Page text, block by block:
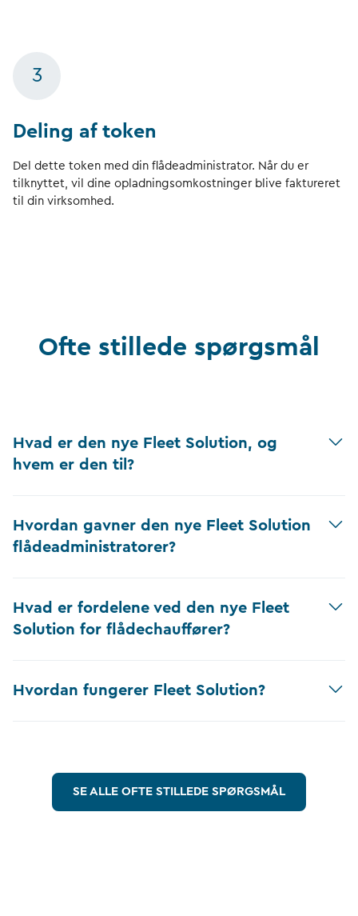
3
Deling af token
Del dette token med din flådeadministrator. Når du er
tilknyttet, vil dine opladningsomkostninger blive faktureret
til din virksomhed.
Ofte stillede spørgsmål
Hvad er den nye Fleet Solution, og
hvem er den til?
Hvordan gavner den nye Fleet Solution
flådeadministratorer?
Hvad er fordelene ved den nye Fleet
Solution for flådechauffører?
Hvordan fungerer Fleet Solution?
SE ALLE OFTE STILLEDE SPØRGSMÅL